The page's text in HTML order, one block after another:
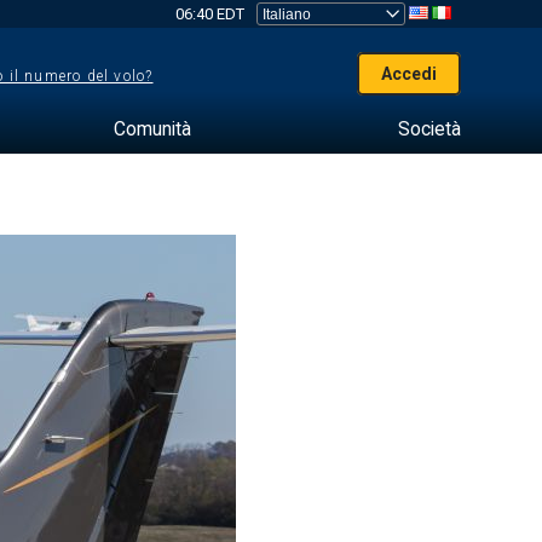
06:40 EDT
il numero del volo? Accedi
Comunità Società